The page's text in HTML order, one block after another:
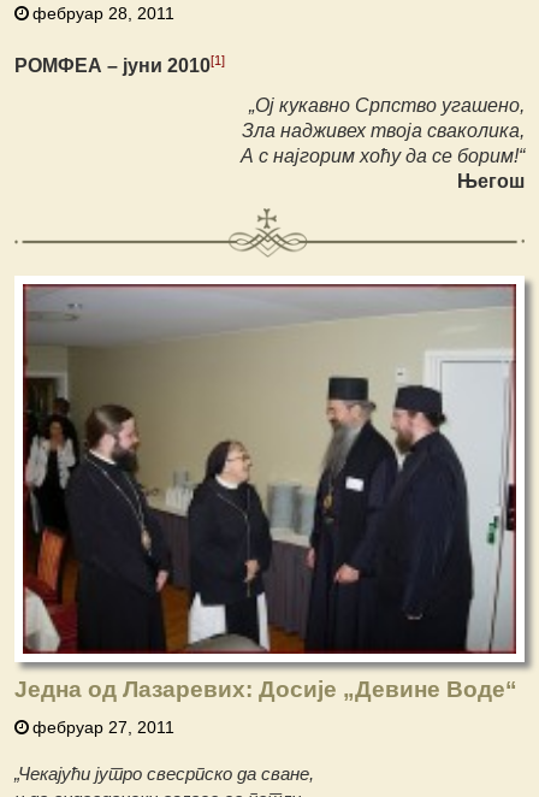
фебруар 28, 2011
РОМФЕА – јуни 2010[1]
„Ој кукавно Српство угашено,
Зла надживех твоја сваколика,
А с најгорим хоћу да се борим!“
Његош
Једна од Лазаревих: Досије „Девине Воде“
фебруар 27, 2011
„Чекајући јутро свесрпско да сване,